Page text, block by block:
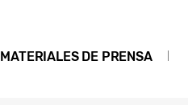
MATERIALES DE PRENSA